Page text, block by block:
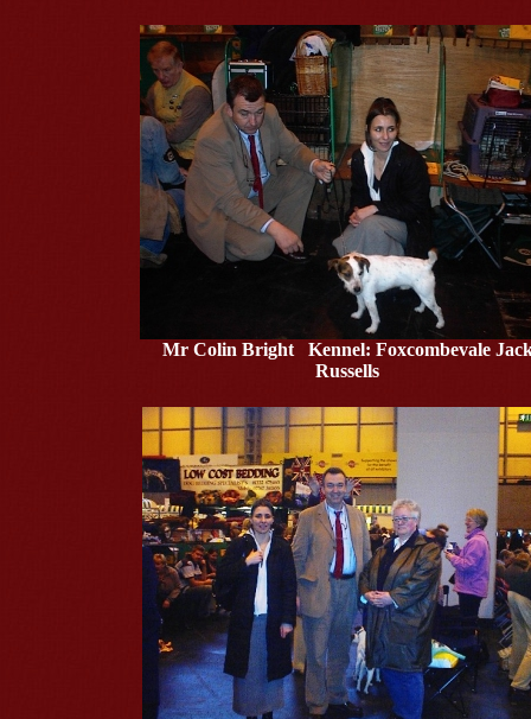
Mr Colin Bright Kennel: Foxcombevale
Russells